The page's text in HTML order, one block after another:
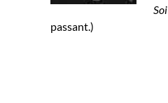
Soi
passant.)